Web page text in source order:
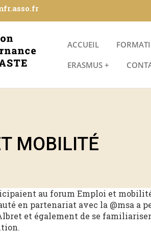
ACCUEIL
ERASMUS +
MOBILITÉ
au forum Emploi et mobilité
en partenariat avec la @msa a
et également de se